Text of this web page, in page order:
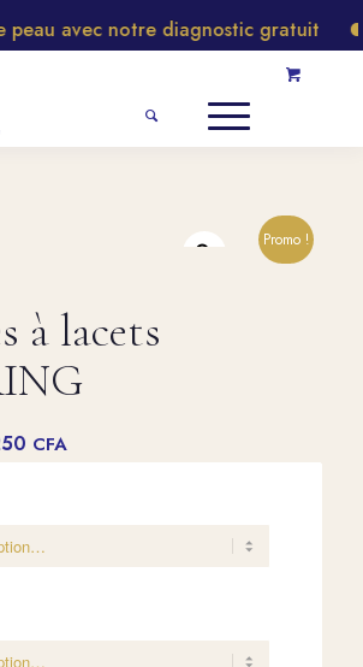
avec notre diagnostic gratuit
Promo !
à lacets
CFA.
CFA